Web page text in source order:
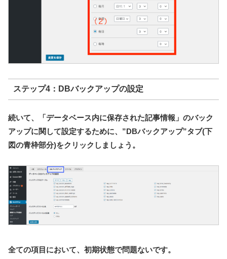
ステップ4：DBバックアップの設定
続いて、「データベース内に保存された記事情報」のバック
アップに関して設定するために、”DBバックアップ”タブ(下
図の青枠部分)をクリックしましょう。
全ての項目において、初期状態で問題ないです。